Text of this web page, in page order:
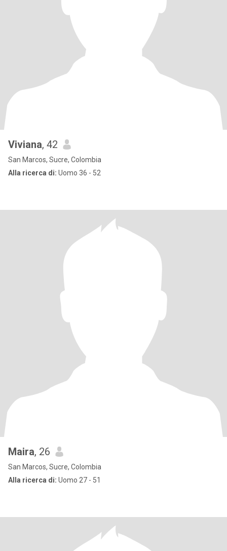
Viviana, 42
San Marcos, Sucre, Colombia
Alla ricerca di: Uomo 36 - 52
Maira, 26
San Marcos, Sucre, Colombia
Alla ricerca di: Uomo 27 - 51